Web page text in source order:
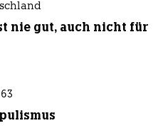
nie gut, auch nicht für